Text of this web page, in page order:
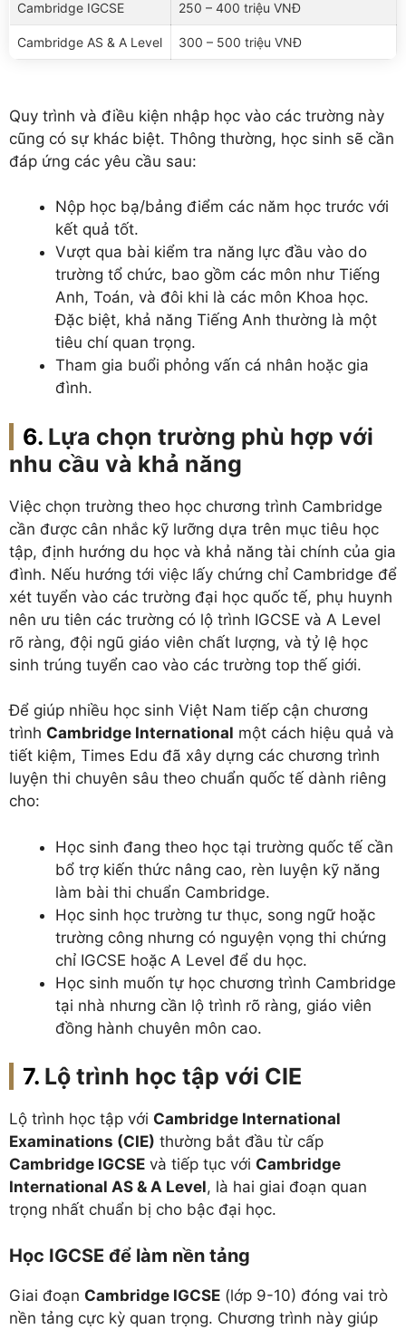
Cambridge IGCSE 250 – 400 triệu VNĐ
Cambridge AS & A Level 300 – 500 triệu VNĐ
Quy trình và điều kiện nhập học vào các trường này
cũng có sự khác biệt. Thông thường, học sinh sẽ cần
đáp ứng các yêu cầu sau:
Nộp học bạ/bảng điểm các năm học trước với
kết quả tốt.
Vượt qua bài kiểm tra năng lực đầu vào do
trường tổ chức, bao gồm các môn như Tiếng
Anh, Toán, và đôi khi là các môn Khoa học.
Đặc biệt, khả năng Tiếng Anh thường là một
tiêu chí quan trọng.
Tham gia buổi phỏng vấn cá nhân hoặc gia
đình.
Lựa chọn trường phù hợp với
nhu cầu và khả năng
Việc chọn trường theo học chương trình Cambridge
cần được cân nhắc kỹ lưỡng dựa trên mục tiêu học
tập, định hướng du học và khả năng tài chính của gia
đình. Nếu hướng tới việc lấy chứng chỉ Cambridge để
xét tuyển vào các trường đại học quốc tế, phụ huynh
nên ưu tiên các trường có lộ trình IGCSE và A Level
rõ ràng, đội ngũ giáo viên chất lượng, và tỷ lệ học
sinh trúng tuyển cao vào các trường top thế giới.
Để giúp nhiều học sinh Việt Nam tiếp cận chương
trình Cambridge International một cách hiệu quả và
tiết kiệm, Times Edu đã xây dựng các chương trình
luyện thi chuyên sâu theo chuẩn quốc tế dành riêng
cho:
Học sinh đang theo học tại trường quốc tế cần
bổ trợ kiến thức nâng cao, rèn luyện kỹ năng
làm bài thi chuẩn Cambridge.
Học sinh học trường tư thục, song ngữ hoặc
trường công nhưng có nguyện vọng thi chứng
chỉ IGCSE hoặc A Level để du học.
Học sinh muốn tự học chương trình Cambridge
tại nhà nhưng cần lộ trình rõ ràng, giáo viên
đồng hành chuyên môn cao.
Lộ trình học tập với CIE
Lộ trình học tập với Cambridge International
Examinations (CIE) thường bắt đầu từ cấp
Cambridge IGCSE và tiếp tục với Cambridge
International AS & A Level, là hai giai đoạn quan
trọng nhất chuẩn bị cho bậc đại học.
Học IGCSE để làm nền tảng
Giai đoạn Cambridge IGCSE (lớp 9-10) đóng vai trò
nền tảng cực kỳ quan trọng. Chương trình này giúp